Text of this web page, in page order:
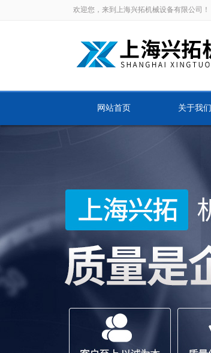
欢迎您，来到上海兴拓机械设备有限公司！
网站首页 关于我们